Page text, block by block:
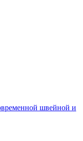
швейной и